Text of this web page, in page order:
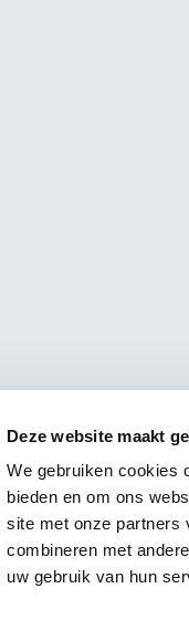
Deze website maakt
We gebruiken cookies
bieden en om ons
site met onze partners
combineren met
uw gebruik van hun